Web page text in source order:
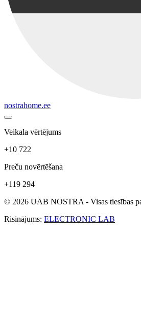
nostrahome.ee
Veikala vērtējums
+10 722
Preču novērtēšana
+119 294
© 2026 UAB NOSTRA - Visas tiesības
Risinājums: ELECTRONIC LAB